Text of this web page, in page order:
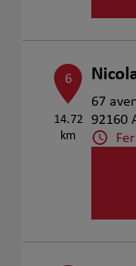
6
14.72
km
67
92160